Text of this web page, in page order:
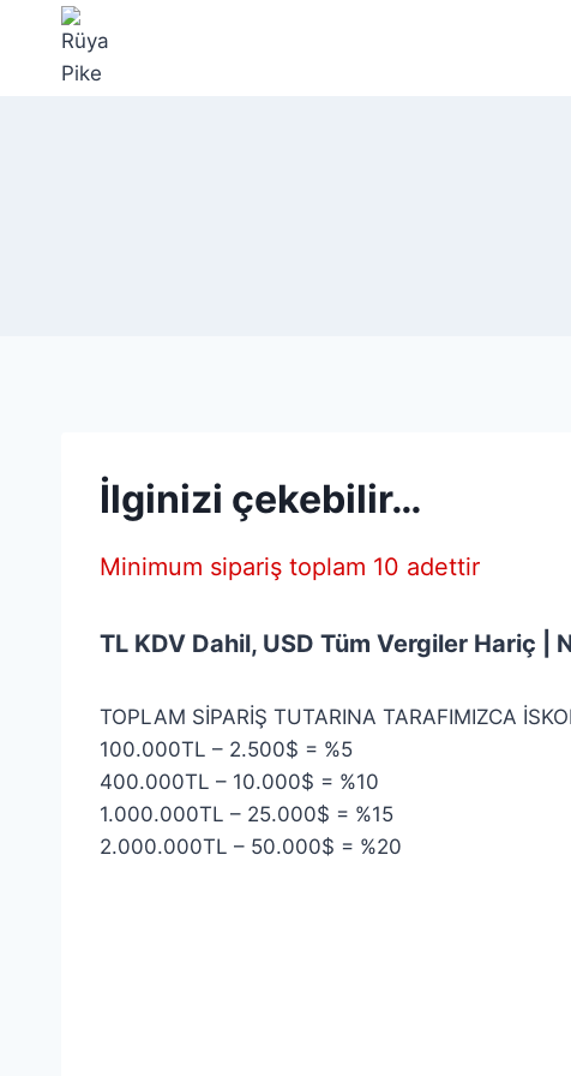
İlginizi çekebilir…
Minimum sipariş toplam 10 adettir
TL KDV Dahil, USD Tüm Vergiler Hariç |
TOPLAM SİPARİŞ TUTARINA TARAFIMIZCA
100.000TL – 2.500$ = %5
400.000TL – 10.000$ = %10
1.000.000TL – 25.000$ = %15
2.000.000TL – 50.000$ = %20